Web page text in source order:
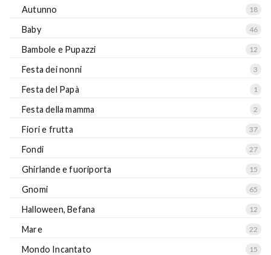
Autunno 18
Baby 46
Bambole e Pupazzi 12
Festa dei nonni 3
Festa del Papà 1
Festa della mamma 2
Fiori e frutta 37
Fondi 27
Ghirlande e fuoriporta 15
Gnomi 65
Halloween, Befana 12
Mare 22
Mondo Incantato 15